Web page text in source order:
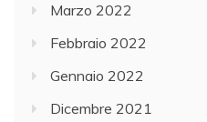
Marzo 2022
Febbraio 2022
Gennaio 2022
Dicembre 2021